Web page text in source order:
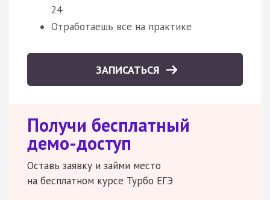
24
Отработаешь все на практике
ЗАПИСАТЬСЯ
Получи бесплатный
демо-доступ
Оставь заявку и займи место
на бесплатном курсе Турбо ЕГЭ